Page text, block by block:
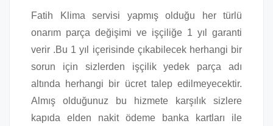
Fatih Klima servisi yapmış olduğu her türlü
onarım parça değişimi ve işçiliğe 1 yıl garanti
verir .Bu 1 yıl içerisinde çıkabilecek herhangi bir
sorun için sizlerden işçilik yedek parça adı
altında herhangi bir ücret talep edilmeyecektir.
Almış olduğunuz bu hizmete karşılık sizlere
kapıda elden nakit ödeme banka kartları ile